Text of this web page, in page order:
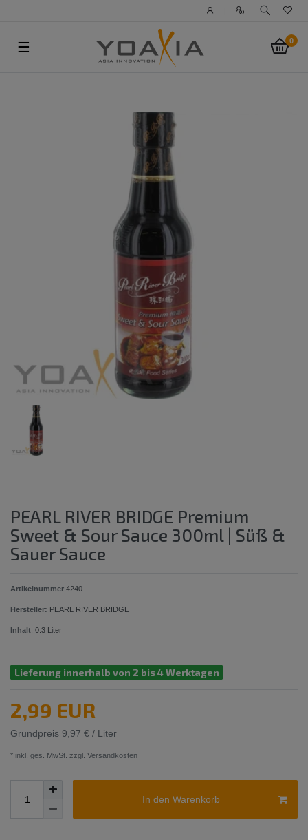
|
0
☰
PEARL RIVER BRIDGE Premium
Sweet & Sour Sauce 300ml | Süß &
Sauer Sauce
Artikelnummer 4240
Hersteller: PEARL RIVER BRIDGE
Inhalt: 0.3 Liter
Lieferung innerhalb von 2 bis 4 Werktagen
2,99 EUR
Grundpreis 9,97 € / Liter
* inkl. ges. MwSt. zzgl. Versandkosten
In den Warenkorb